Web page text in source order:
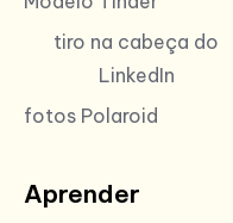
tiro na cabeça do
LinkedIn
fotos Polaroid
Aprender